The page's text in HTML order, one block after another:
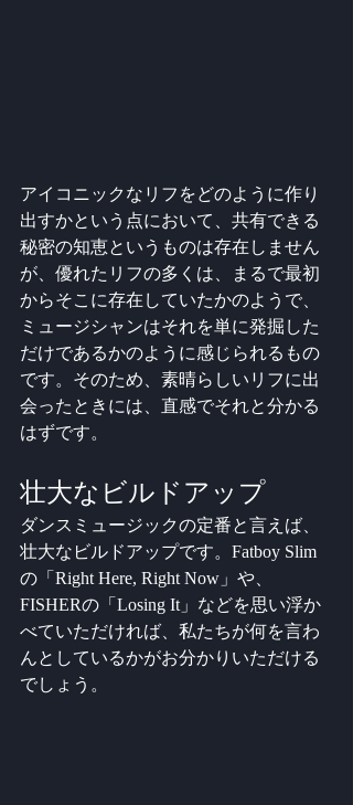
アイコニックなリフをどのように作り
出すかという点において、共有できる
秘密の知恵というものは存在しません
が、優れたリフの多くは、まるで最初
からそこに存在していたかのようで、
ミュージシャンはそれを単に発掘した
だけであるかのように感じられるもの
です。そのため、素晴らしいリフに出
会ったときには、直感でそれと分かる
はずです。
壮大なビルドアップ
ダンスミュージックの定番と言えば、
壮大なビルドアップです。Fatboy Slim
の「Right Here, Right Now」や、
FISHERの「Losing It」などを思い浮か
べていただければ、私たちが何を言わ
んとしているかがお分かりいただける
でしょう。